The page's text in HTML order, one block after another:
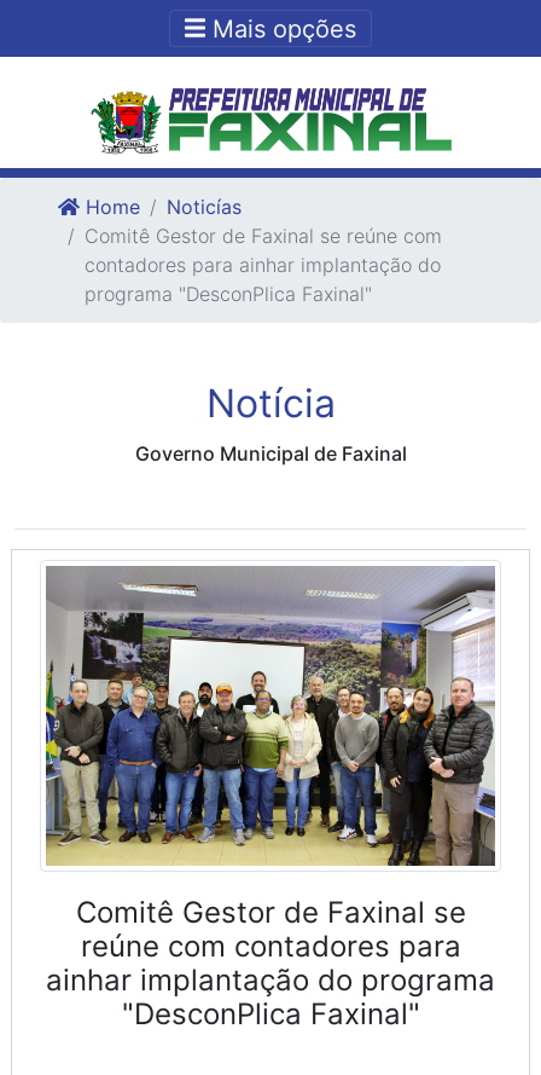
Ir para o fim do conteudo
Mais opções
Home
Noticías
Comitê Gestor de Faxinal se reúne com
contadores para ainhar implantação do
programa "DesconPlica Faxinal"
Notícia
Governo Municipal de Faxinal
Comitê Gestor de Faxinal se
reúne com contadores para
ainhar implantação do programa
"DesconPlica Faxinal"